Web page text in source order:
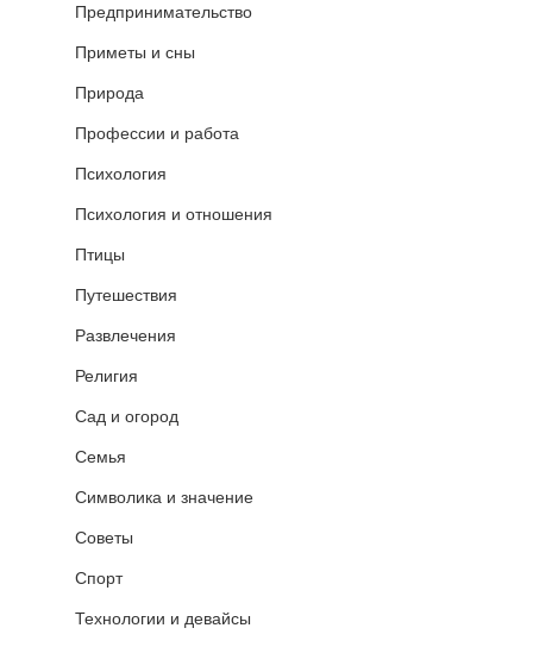
Предпринимательство
Приметы и сны
Природа
Профессии и работа
Психология
Психология и отношения
Птицы
Путешествия
Развлечения
Религия
Сад и огород
Семья
Символика и значение
Советы
Спорт
Технологии и девайсы